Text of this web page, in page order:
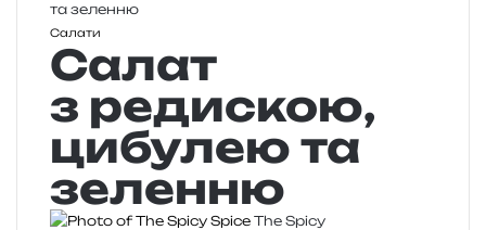
та зеленню
Салати
Салат
з редискою,
цибулею та
зеленню
The Spicy